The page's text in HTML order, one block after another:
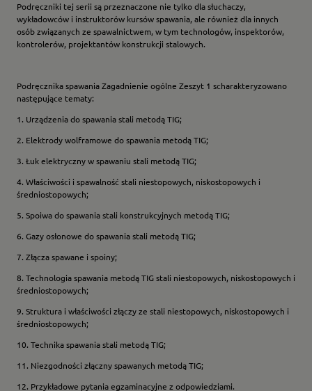
Podręczniki tej serii są przeznaczone nie tylko dla słuchaczy,
wykładowców i instruktorów kursów spawania, ale również dla innych
osób związanych ze spawalnictwem, w tym technologów, inspektorów,
kontrolerów, projektantów konstrukcji stalowych.
Podręcznika spawania Zagadnienie ogólne Zeszyt 1 scharakteryzowano
następujące tematy:
1. Urządzenia do spawania stali metodą TIG;
2. Elektrody wolframowe do spawania metodą TIG;
3. Łuk elektryczny w spawaniu stali metodą TIG;
4. Właściwości i spawalność stali niestopowych, niskostopowych i
średniostopowych;
5. Spoiwa do spawania stali konstrukcyjnych metodą TIG;
6. Gazy osłonowe do spawania stali metodą TIG;
7. Złącza spawane i spoiny;
8. Technologia spawania metodą TIG stali niestopowych, niskostopowych i
średniostopowych;
9. Struktura i właściwości złączy ze stali niestopowych, niskostopowych i
średniostopowych;
10. Technika spawania stali metodą TIG;
11. Niezgodności złączny spawanych metodą TIG;
12. Przykładowe pytania egzaminacyjne z odpowiedziami.